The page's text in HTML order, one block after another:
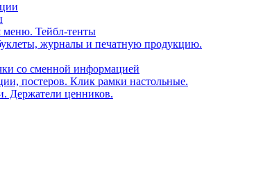
меню. Тейбл-тенты
журналы и печатную продукцию.
со сменной информацией
постеров. Клик рамки настольные.
Держатели ценников.